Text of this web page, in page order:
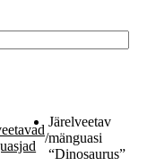
/
Järelveetav
mänguasi
“Dinosaurus”